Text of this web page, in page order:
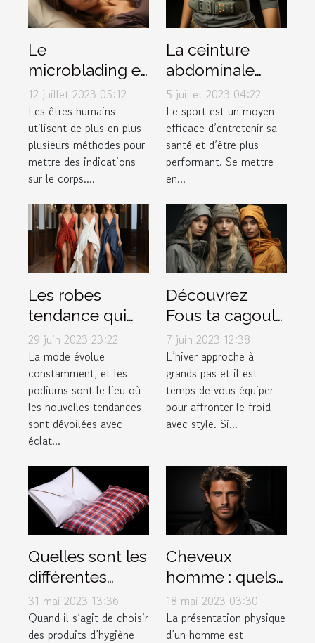
Le
microblading et
tout ce qu’il faut
savoir à ce
propos
12 juillet 2023 05:12
Les êtres humains
utilisent de plus en plus
plusieurs méthodes pour
mettre des indications
sur le corps....
La ceinture
abdominale
pulsée :
pourquoi l'avoir
dans votre
garde-robe ?
5 juillet 2023 04:22
Le sport est un moyen
efficace d’entretenir sa
santé et d’être plus
performant. Se mettre
en...
Les robes
tendance qui
font fureur sur
les podiums de
la mode
29 juin 2023 23:22
La mode évolue
constamment, et les
podiums sont le lieu où
les nouvelles tendances
sont dévoilées avec
éclat...
Découvrez
Fous ta cagoule
: la boutique
incontournable
pour vos
accessoires
d'hiver
7 juin 2023 12:38
L’hiver approche à
grands pas et il est
temps de vous équiper
pour affronter le froid
avec style. Si...
Quelles sont les
différentes
options de
serviettes
hygiéniques
31 mai 2023 13:36
Quand il s’agit de choisir
des produits d’hygiène
Cheveux
homme : quels
sont les
différents types
de dégradé ?
18 mai 2023 03:30
La présentation physique
d’un homme est